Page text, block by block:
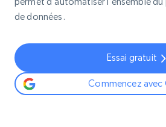
de données.
Essai gratuit
Commencez